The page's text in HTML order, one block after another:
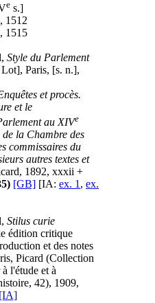
e s.]
1512
1515
Style du Parlement
Paris, [s. n.],
et procès.
et le
au XIVe
la Chambre des
commissaires du
autres textes et
1892, xxxii +
[GB] [IA: ex. 1 , ex.
Stilus curie
édition critique
et des notes
Picard (Collection
l'étude et à
42), 1909,
[IA]